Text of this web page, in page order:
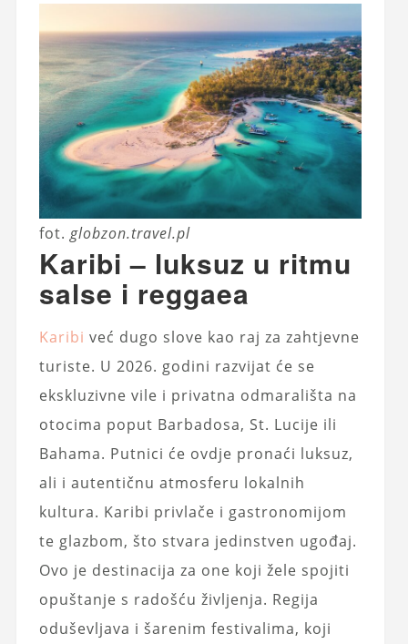
fot. globzon.travel.pl
Karibi – luksuz u ritmu
salse i reggaea
Karibi već dugo slove kao raj za zahtjevne
turiste. U 2026. godini razvijat će se
ekskluzivne vile i privatna odmarališta na
otocima poput Barbadosa, St. Lucije ili
Bahama. Putnici će ovdje pronaći luksuz,
ali i autentičnu atmosferu lokalnih
kultura. Karibi privlače i gastronomijom
te glazbom, što stvara jedinstven ugođaj.
Ovo je destinacija za one koji žele spojiti
opuštanje s radošću življenja. Regija
oduševljava i šarenim festivalima, koji